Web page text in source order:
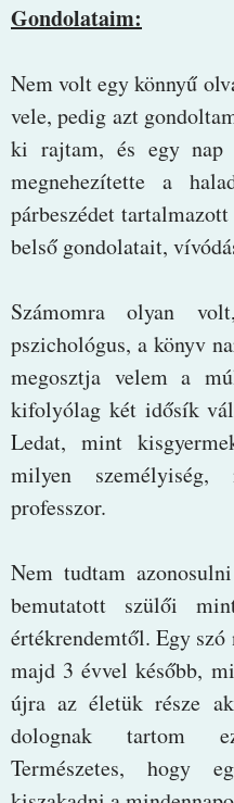
Gondolataim:
Nem volt egy könnyű
vele, pedig azt
ki rajtam, és egy nap
megnehezítette a
párbeszédet
belső gondolatait,
Számomra olyan
pszichológus, a könyv
megosztja velem a
kifolyólag két idősík
Ledat, mint
milyen
professzor.
Nem tudtam
bemutatott szülői
értékrendemtől. Egy
majd 3 évvel később,
újra az életük része
dolognak tartom
Természetes, hogy